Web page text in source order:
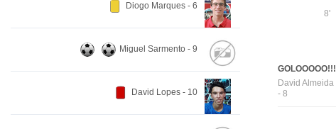
Diogo Marques - 6
Miguel Sarmento - 9
David Lopes - 10
8'
GOLOOOOO!!!
David Almeida
- 8